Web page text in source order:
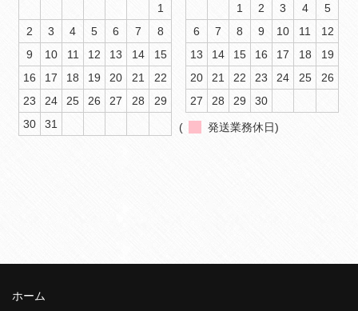
1
2
3 4 5 6 7
8
9
10 11 12 13 14
15
16
17 18 19 20 21
22
23
24 25 26 27 28
29
30
31
1
2 3 4
5
6
7 8 9 10 11
12
13
14 15 16 17 18
19
20
21 22 23 24 25
26
27
28 29 30
( 発送業務休日)
ホーム